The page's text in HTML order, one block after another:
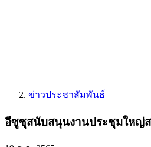
ข่าวประชาสัมพันธ์
อีซูซุสนับสนุนงานประชุมใหญ่